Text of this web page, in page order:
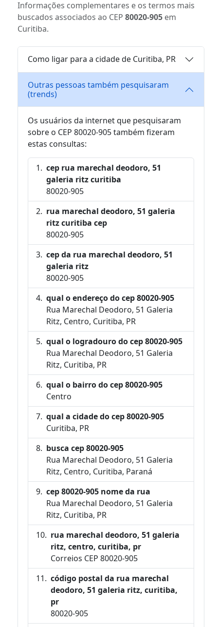
Informações complementares e os termos mais
buscados associados ao CEP 80020-905 em
Curitiba.
Como ligar para a cidade de Curitiba, PR
Outras pessoas também pesquisaram
(trends)
Os usuários da internet que pesquisaram
sobre o CEP 80020-905 também fizeram
estas consultas:
cep rua marechal deodoro, 51
galeria ritz curitiba
80020-905
rua marechal deodoro, 51 galeria
ritz curitiba cep
80020-905
cep da rua marechal deodoro, 51
galeria ritz
80020-905
qual o endereço do cep 80020-905
Rua Marechal Deodoro, 51 Galeria
Ritz, Centro, Curitiba, PR
qual o logradouro do cep 80020-905
Rua Marechal Deodoro, 51 Galeria
Ritz, Curitiba, PR
qual o bairro do cep 80020-905
Centro
qual a cidade do cep 80020-905
Curitiba, PR
busca cep 80020-905
Rua Marechal Deodoro, 51 Galeria
Ritz, Centro, Curitiba, Paraná
cep 80020-905 nome da rua
Rua Marechal Deodoro, 51 Galeria
Ritz, Curitiba, PR
rua marechal deodoro, 51 galeria
ritz, centro, curitiba, pr
Correios CEP 80020-905
código postal da rua marechal
deodoro, 51 galeria ritz, curitiba,
pr
80020-905